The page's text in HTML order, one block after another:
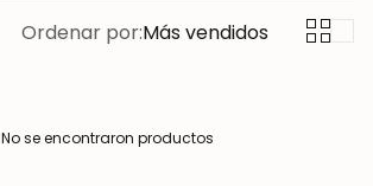
Percheros
Ordenar por:Más vendidos
No se encontraron productos